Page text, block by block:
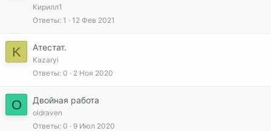
Кирилл1
Ответы 1 12 Фев 2021
K Атестат.
Kazaryi
Ответы 0 2 Ноя 2020
O Двойная работа
oldraven
Ответы 0 9 Июл 2020